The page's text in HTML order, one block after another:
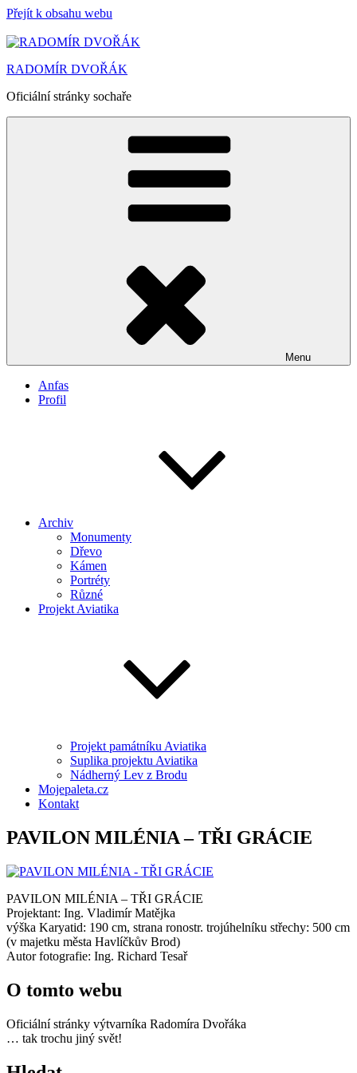
Přejít k obsahu webu
RADOMÍR DVOŘÁK
Oficiální stránky sochaře
Menu
Anfas
Profil
Archiv
Monumenty
Dřevo
Kámen
Portréty
Různé
Projekt Aviatika
Projekt památníku Aviatika
Suplika projektu Aviatika
Nádherný Lev z Brodu
Mojepaleta.cz
Kontakt
PAVILON MILÉNIA – TŘI GRÁCIE
PAVILON MILÉNIA – TŘI GRÁCIE
Projektant: Ing. Vladimír Matějka
výška Karyatid: 190 cm, strana ronostr. trojúhelníku střechy: 500 cm
(v majetku města Havlíčkův Brod)
Autor fotografie: Ing. Richard Tesař
O tomto webu
Oficiální stránky výtvarníka Radomíra Dvořáka
… tak trochu jiný svět!